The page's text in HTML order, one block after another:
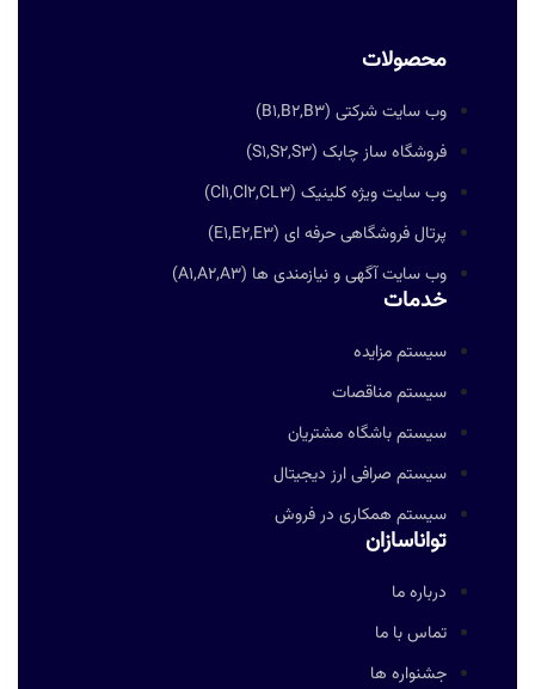
محصولات
وب سایت شرکتی (B1,B2,B3)
فروشگاه ساز چابک (S1,S2,S3)
وب سایت ویژه کلینیک (Cl1,Cl2,CL3)
پرتال فروشگاهی حرفه ای (E1,E2,E3)
وب سایت آگهی و نیازمندی ها (A1,A2,A3)
خدمات
سیستم مزایده
سیستم مناقصات
سیستم باشگاه مشتریان
سیستم صرافی ارز دیجیتال
سیستم همکاری در فروش
تواناسازان
درباره ما
تماس با ما
جشنواره ها